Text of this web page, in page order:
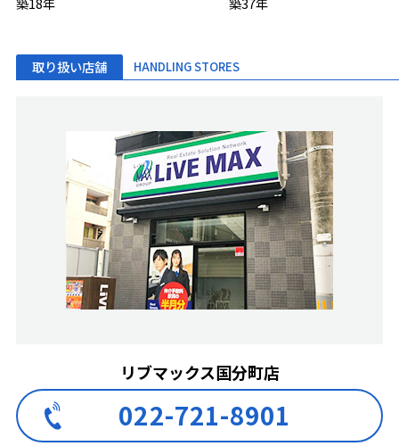
取り扱い店舗 HANDLING STORES
リブマックス国分町店
022-721-8901